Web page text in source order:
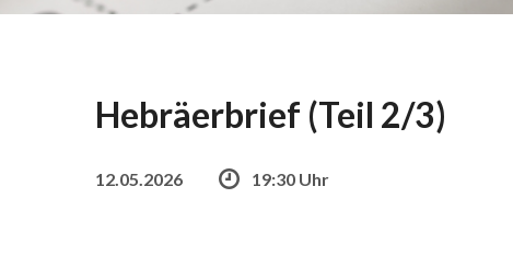
Hebräerbrief (Teil 2/3)
12.05.2026 19:30 Uhr